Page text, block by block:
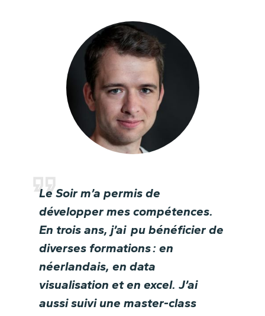
Le Soir m’a permis de
développer mes compétences.
En trois ans, j’ai pu bénéficier de
diverses formations : en
néerlandais, en data
visualisation et en excel. J’ai
aussi suivi une master-class